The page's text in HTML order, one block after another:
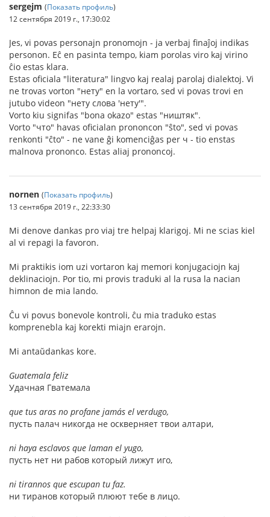
sergejm (Показать профиль)
12 сентября 2019 г., 17:30:02
Jes, vi povas personajn pronomojn - ja verbaj finaĵoj indikas
personon. Eĉ en pasinta tempo, kiam porolas viro kaj virino
ĉio estas klara.
Estas oficiala "literatura" lingvo kaj realaj parolaj dialektoj. Vi
ne trovas vorton "нету" en la vortaro, sed vi povas trovi en
jutubo videon "нету слова 'нету'".
Vorto kiu signifas "bona okazo" estas "ништяк".
Vorto "что" havas oficialan prononcon "ŝto", sed vi povas
renkonti "ĉto" - ne vane ĝi komenciĝas per ч - tio enstas
malnova prononco. Estas aliaj prononcoj.
nornen (Показать профиль)
13 сентября 2019 г., 22:33:30
Mi denove dankas pro viaj tre helpaj klarigoj. Mi ne scias kiel
al vi repagi la favoron.
Mi praktikis iom uzi vortaron kaj memori konjugaciojn kaj
deklinaciojn. Por tio, mi provis traduki al la rusa la nacian
himnon de mia lando.
Ĉu vi povus bonevole kontroli, ĉu mia traduko estas
komprenebla kaj korekti miajn erarojn.
Mi antaŭdankas kore.
Guatemala feliz
Удачная Гватемала
que tus aras no profane jamás el verdugo,
пусть палач никогда не оскверняет твои алтари,
ni haya esclavos que laman el yugo,
пусть нет ни рабов который лижут иго,
ni tirannos que escupan tu faz.
ни тиранов который плюют тебе в лицо.